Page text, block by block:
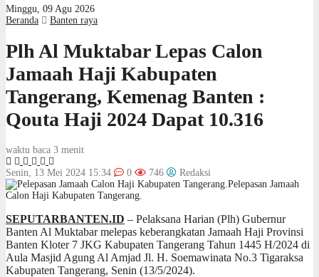
Minggu, 09 Agu 2026
Beranda
Banten raya
Plh Al Muktabar Lepas Calon
Jamaah Haji Kabupaten
Tangerang, Kemenag Banten :
Qouta Haji 2024 Dapat 10.316
waktu baca 3 menit
Senin, 13 Mei 2024 15:34 0 746
Redaksi
Pelepasan Jamaah
Calon Haji Kabupaten Tangerang.
SEPUTARBANTEN.ID – Pelaksana Harian (Plh) Gubernur
Banten Al Muktabar melepas keberangkatan Jamaah Haji Provinsi
Banten Kloter 7 JKG Kabupaten Tangerang Tahun 1445 H/2024 di
Aula Masjid Agung Al Amjad Jl. H. Soemawinata No.3 Tigaraksa
Kabupaten Tangerang, Senin (13/5/2024).